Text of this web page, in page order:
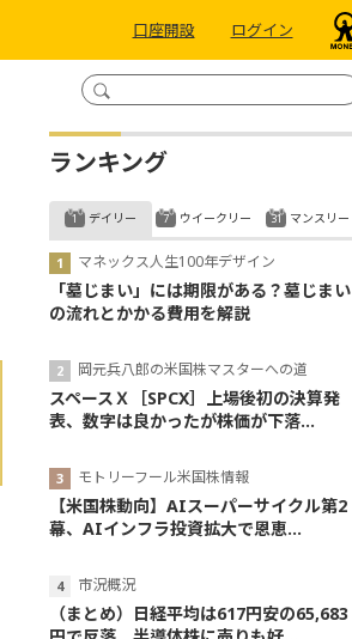
口座開設 ログイン
ランキング
デイリー
マネックス人生100年デザイン
「墓じまい」には期限がある？墓じまい
の流れとかかる費用を解説
岡元兵八郎の米国株マスターへの道
スペースＸ［SPCX］上場後初の決算発
表、数字は良かったが株価が下落...
モトリーフール米国株情報
【米国株動向】AIスーパーサイクル第2
幕、AIインフラ投資拡大で恩恵...
市況概況
（まとめ）日経平均は617円安の65,683
ウイークリー マンスリー